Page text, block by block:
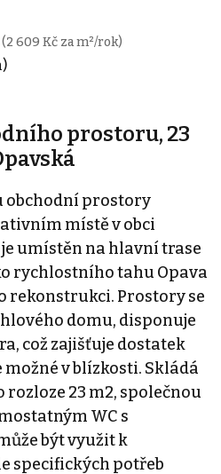
(2 609 Kč za m²/rok)
prostoru, 23
obchodní prostory
místě v obci
umístěn na hlavní trase
rychlostního tahu Opava
rekonstrukci. Prostory se
domu, disponuje
což zajišťuje dostatek
v blízkosti. Skládá
23 m2, společnou
WC s
být využit k
specifických potřeb